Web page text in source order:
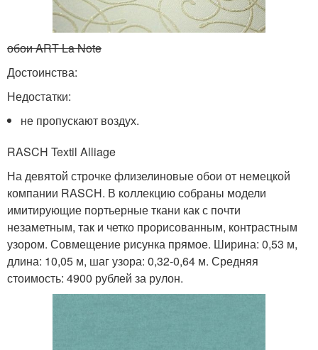
обои ART La Note
Достоинства:
Недостатки:
не пропускают воздух.
RASCH Textil Alliage
На девятой строчке флизелиновые обои от немецкой
компании RASCH. В коллекцию собраны модели
имитирующие портьерные ткани как с почти
незаметным, так и четко прорисованным, контрастным
узором. Совмещение рисунка прямое. Ширина: 0,53 м,
длина: 10,05 м, шаг узора: 0,32-0,64 м. Средняя
стоимость: 4900 рублей за рулон.